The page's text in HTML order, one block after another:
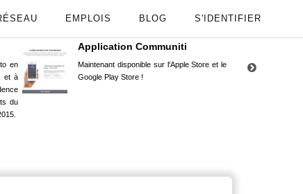
EMPLOIS BLOG S'IDENTIFIER
en
et à
du
Application Communiti
Maintenant disponible sur l'Apple Store et le
Google Play Store !